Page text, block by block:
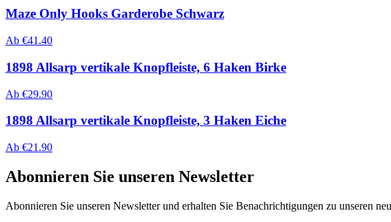
Maze Only Hooks Garderobe Schwarz
Ab €41.40
1898 Allsarp vertikale Knopfleiste, 6 Haken Birke
Ab €29.90
1898 Allsarp vertikale Knopfleiste, 3 Haken Eiche
Ab €21.90
Abonnieren Sie unseren Newsletter
Abonnieren Sie unseren Newsletter und erhalten Sie Benachrichtigungen zu unseren